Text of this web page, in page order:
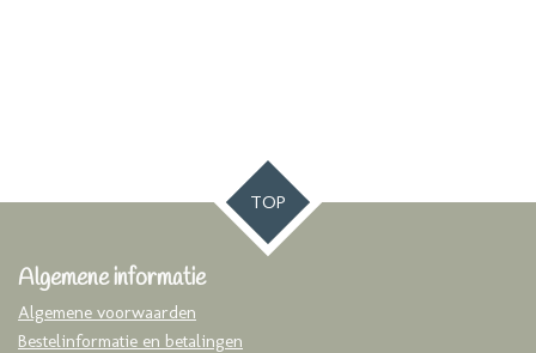
TOP
Algemene informatie
Algemene voorwaarden
Bestelinformatie en betalingen